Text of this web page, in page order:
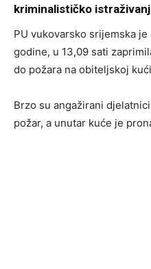
kriminalističko
PU vukovarsko srijemska je
godine, u 13,09 sati
do požara na obiteljskoj
Brzo su angažirani
požar, a unutar kuće je